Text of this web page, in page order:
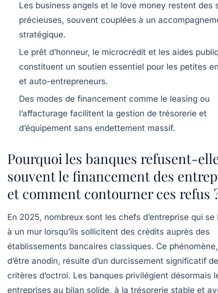
Les business angels et le love money restent des
précieuses, souvent couplées à un
stratégique.
Le prêt d’honneur, le microcrédit et les aides
constituent un soutien essentiel pour les petites
et auto-entrepreneurs.
Des modes de financement comme le leasing ou
l’affacturage facilitent la gestion de trésorerie et
d’équipement sans endettement massif.
Pourquoi les banques refusent-
souvent le financement des
et comment contourner ces refus
En 2025, nombreux sont les chefs d’entreprise qui
à un mur lorsqu’ils sollicitent des crédits auprès des
établissements bancaires classiques. Ce
d’être anodin, résulte d’un durcissement significatif
critères d’octroi. Les banques privilégient désormais
entreprises au bilan solide, à la trésorerie stable et